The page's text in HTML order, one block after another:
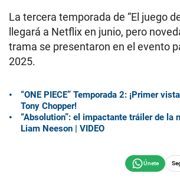
La tercera temporada de “El juego
llegará a Netflix en junio, pero
trama se presentaron en el evento
2025.
“ONE PIECE” Temporada 2: ¡Primer
Tony Chopper!
“Absolution”: el impactante tráiler de la
Liam Neeson | VIDEO